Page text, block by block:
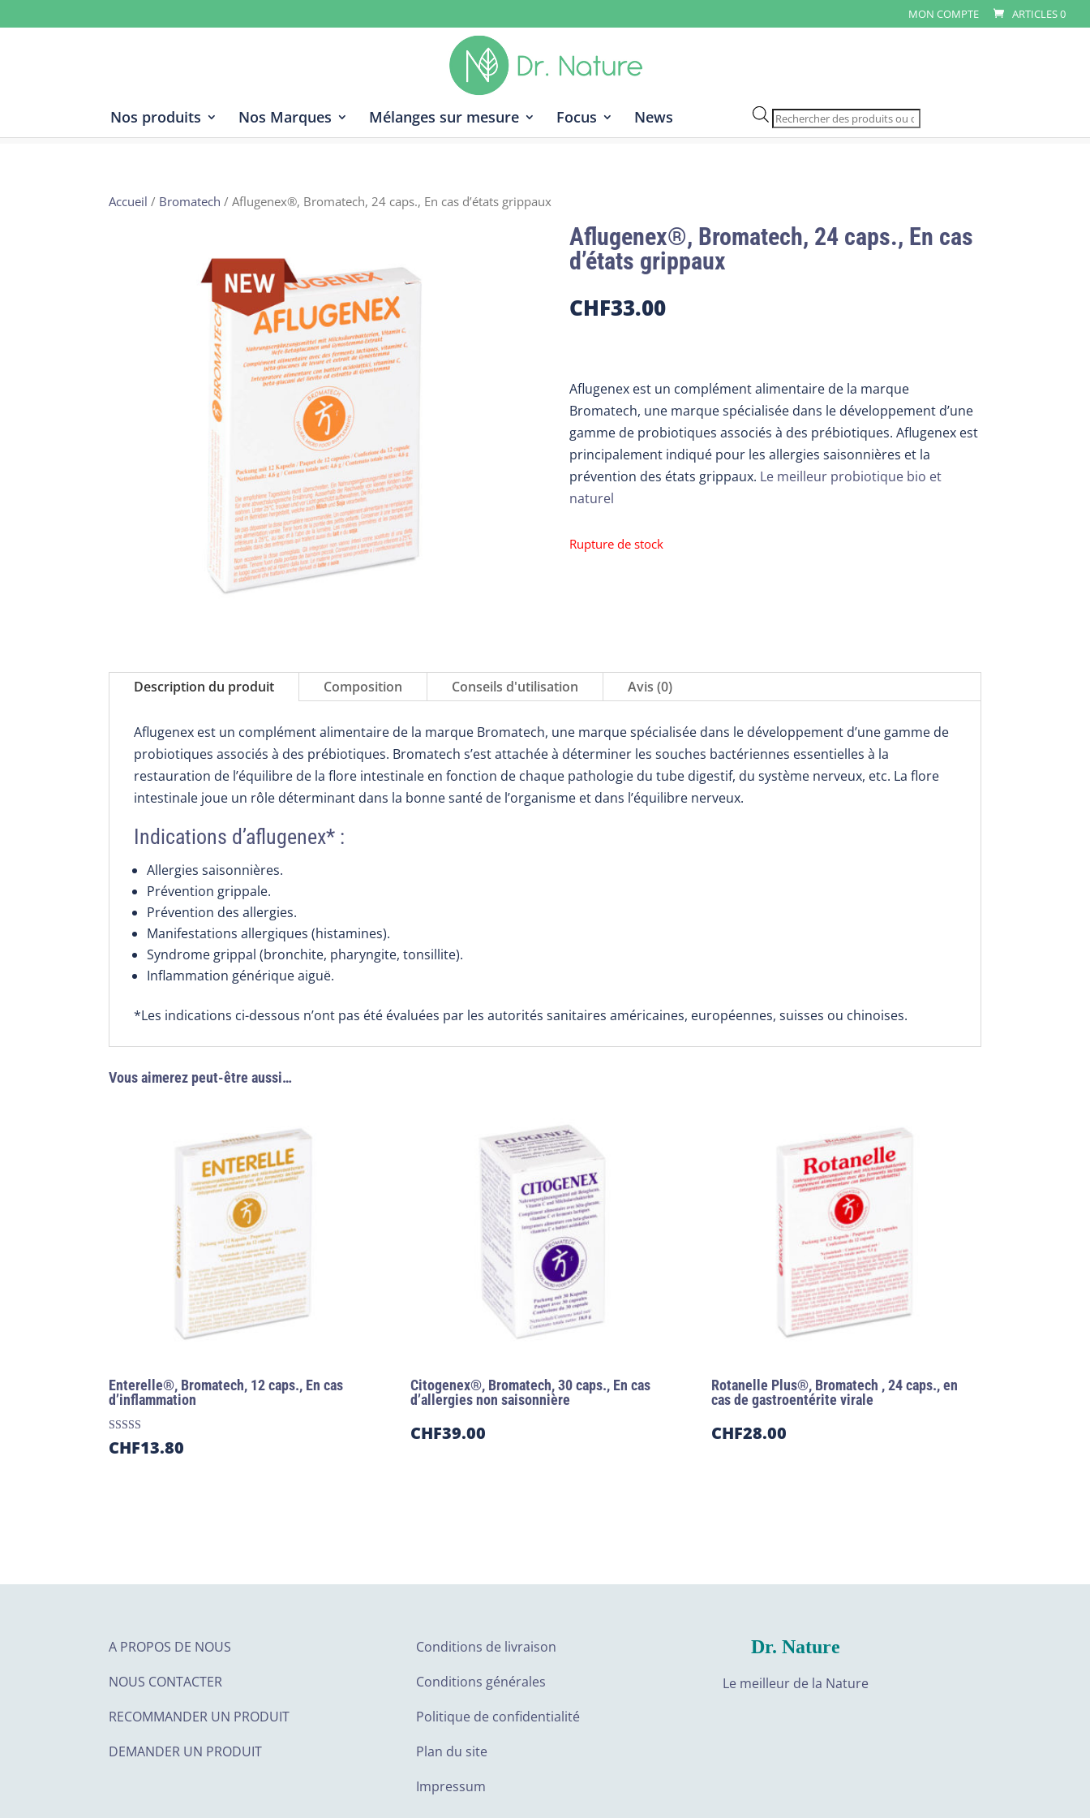
MON COMPTE ARTICLES 0
Nos produits Nos Marques Mélanges sur mesure Focus News Recherche
de
produits
Accueil / Bromatech / Aflugenex®, Bromatech, 24 caps., En cas d’états grippaux
Aflugenex®, Bromatech, 24 caps., En cas
d’états grippaux
CHF33.00
Aflugenex est un complément alimentaire de la marque
Bromatech, une marque spécialisée dans le développement d’une
gamme de probiotiques associés à des prébiotiques. Aflugenex est
principalement indiqué pour les allergies saisonnières et la
prévention des états grippaux. Le meilleur probiotique bio et
naturel
Rupture de stock
Description du produit Composition Conseils d'utilisation Avis (0)
Aflugenex est un complément alimentaire de la marque Bromatech, une marque spécialisée dans le développement d’une gamme de
probiotiques associés à des prébiotiques. Bromatech s’est attachée à déterminer les souches bactériennes essentielles à la
restauration de l’équilibre de la flore intestinale en fonction de chaque pathologie du tube digestif, du système nerveux, etc. La flore
intestinale joue un rôle déterminant dans la bonne santé de l’organisme et dans l’équilibre nerveux.
Indications d’aflugenex* :
Allergies saisonnières.
Prévention grippale.
Prévention des allergies.
Manifestations allergiques (histamines).
Syndrome grippal (bronchite, pharyngite, tonsillite).
Inflammation générique aiguë.
*Les indications ci-dessous n’ont pas été évaluées par les autorités sanitaires américaines, européennes, suisses ou chinoises.
Vous aimerez peut-être aussi…
Enterelle®, Bromatech, 12 caps., En cas
d’inflammation
Note
5.00
CHF13.80
Citogenex®, Bromatech, 30 caps., En cas
d’allergies non saisonnière
CHF39.00
Rotanelle Plus®, Bromatech , 24 caps., en
cas de gastroentérite virale
CHF28.00
A PROPOS DE NOUS
NOUS CONTACTER
RECOMMANDER UN PRODUIT
DEMANDER UN PRODUIT
Conditions de livraison
Conditions générales
Politique de confidentialité
Plan du site
Impressum
Dr. Nature
Le meilleur de la Nature